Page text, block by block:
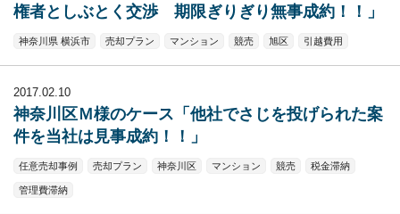
権者としぶとく交渉 期限ぎりぎり無事成約！！」
神奈川県 横浜市 売却プラン マンション 競売 旭区 引越費用
2017.02.10
神奈川区Ｍ様のケース「他社でさじを投げられた案
件を当社は見事成約！！」
任意売却事例 売却プラン 神奈川区 マンション 競売 税金滞納
管理費滞納